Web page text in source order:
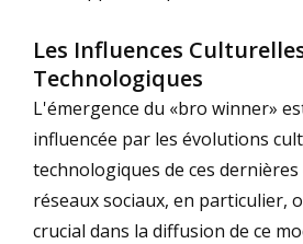
Les Influences
Technologiques
L'émergence du «bro winner»
influencée par les évolutions
technologiques de ces dernières
réseaux sociaux, en particulier,
crucial dans la diffusion de ce